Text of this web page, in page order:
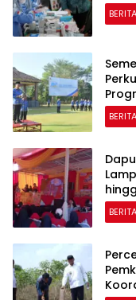
BERITA
BERITA
BERITA